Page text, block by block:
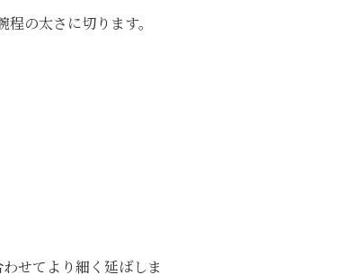
の太さに切ります。
せてより細く延ばしま